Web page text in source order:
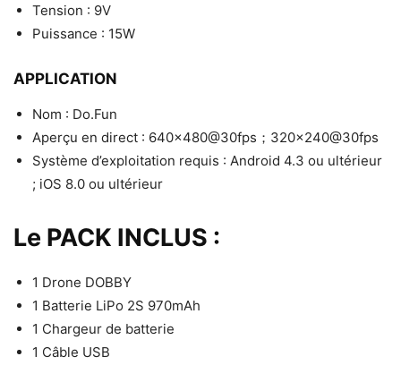
Tension : 9V
Puissance : 15W
APPLICATION
Nom : Do.Fun
Aperçu en direct : 640×480@30fps；320×240@30fps
Système d’exploitation requis : Android 4.3 ou ultérieur
; iOS 8.0 ou ultérieur
Le PACK INCLUS :
1 Drone DOBBY
1 Batterie LiPo 2S 970mAh
1 Chargeur de batterie
1 Câble USB